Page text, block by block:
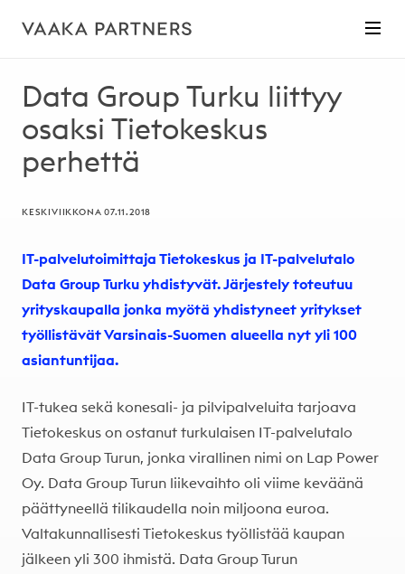
Data Group Turku liittyy
osaksi Tietokeskus
perhettä
KESKIVIIKKONA 07.11.2018
IT-palvelutoimittaja Tietokeskus ja IT-palvelutalo
Data Group Turku yhdistyvät. Järjestely toteutuu
yrityskaupalla jonka myötä yhdistyneet yritykset
työllistävät Varsinais-Suomen alueella nyt yli 100
asiantuntijaa.
IT-tukea sekä konesali- ja pilvipalveluita tarjoava
Tietokeskus on ostanut turkulaisen IT-palvelutalo
Data Group Turun, jonka virallinen nimi on Lap Power
Oy. Data Group Turun liikevaihto oli viime keväänä
päättyneellä tilikaudella noin miljoona euroa.
Valtakunnallisesti Tietokeskus työllistää kaupan
jälkeen yli 300 ihmistä. Data Group Turun